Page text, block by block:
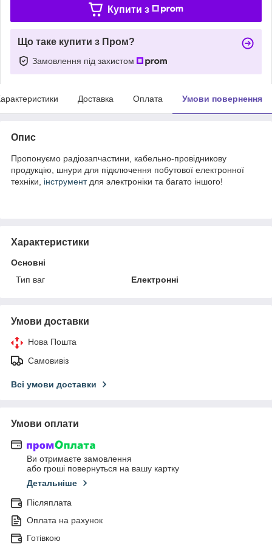
Купити з
Що таке купити з Пром?
Замовлення під захистом
Доставка Оплата Умови повернення
Опис
Пропонуємо радіозапчастини, кабельно-провідникову
продукцію, шнури для підключення побутової електронної
техніки, інструментдля электроніки та багато іншого!
Характеристики
Основні
Тип ваг
Електронні
Умови доставки
Нова Пошта
Самовивіз
Всі умови доставки
Умови оплати
Ви отримаєте замовлення
або гроші повернуться на вашу картку
Детальніше
Післяплата
Оплата на рахунок
Готівкою